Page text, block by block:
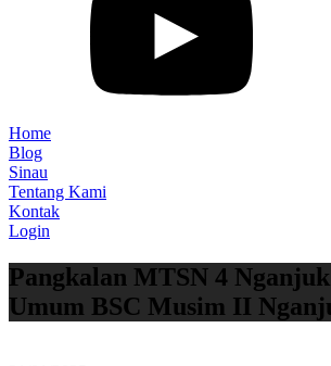
Home
Blog
Sinau
Tentang Kami
Kontak
Login
Pangkalan MTSN 4
Umum BSC Musim II